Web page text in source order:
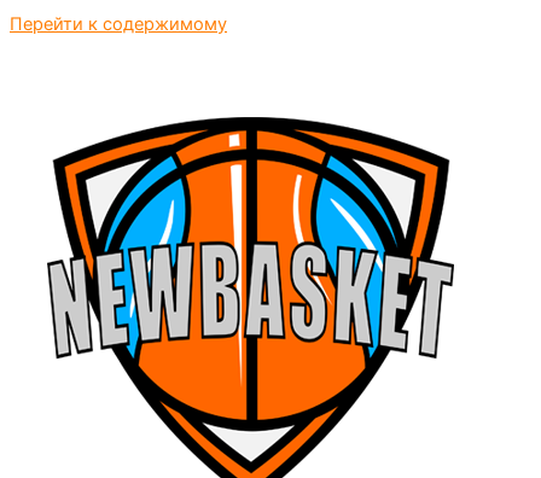
Перейти к содержимому